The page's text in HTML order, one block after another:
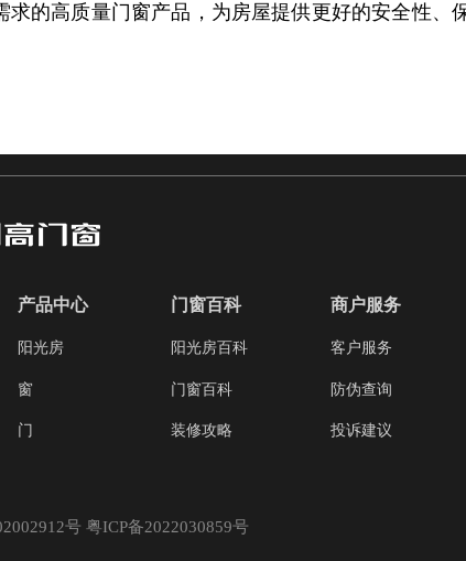
求的高质量门窗产品，为房屋提供更好的安全性
产品中心
阳光房
窗
门
门窗百科
阳光房百科
门窗百科
装修攻略
商户服务
客户服务
防伪查询
投诉建议
号 粤ICP备2022030859号